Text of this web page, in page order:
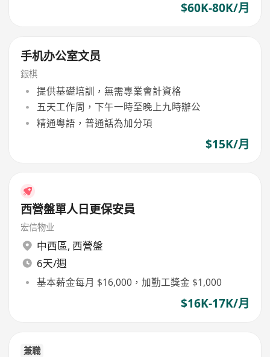
$60K-80K/月
手机办公室文员
銀棋
提供基礎培訓，無需專業會計資格
五天工作周，下午一時至晚上九時辦公
精通粵語，普通話為加分項
$15K/月
西營盤單人日更保安員
宏信物业
中西區, 西營盤
6天/週
基本薪金每月 $16,000，加勤工獎金 $1,000
$16K-17K/月
兼職